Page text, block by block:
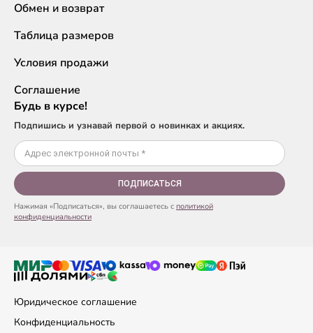
Обмен и возврат
Таблица размеров
Условия продажи
Соглашение
Будь в курсе!
Подпишись и узнавай первой о новинках и акциях.
ПОДПИСАТЬСЯ
Нажимая «Подписаться», вы соглашаетесь с политикой
конфиденциальности
Юридическое соглашение
Конфиденциальность